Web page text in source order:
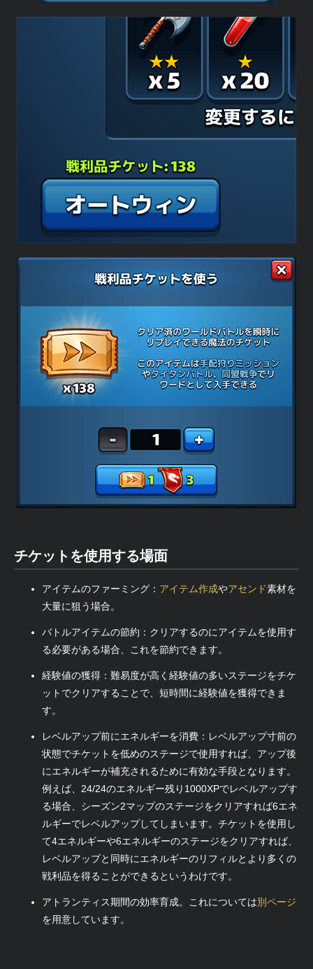
チケットを使用する場面
アイテムのファーミング： アイテム作成やアセンド素材を
大量に狙う場合。
バトルアイテムの節約：クリアするのにアイテムを使用す
る必要がある場合、これを節約できます。
経験値の獲得：難易度が高く経験値の多いステージをチケ
ットでクリアすることで、短時間に経験値を獲得できま
す。
レベルアップ前にエネルギーを消費：レベルアップ寸前の
状態でチケットを低めのステージで使用すれば、アップ後
にエネルギーが補充されるために有効な手段となります。
例えば、24/24のエネルギー残り1000XPでレベルアップす
る場合、シーズン2マップのステージをクリアすれば6エネ
ルギーでレベルアップしてしまいます。チケットを使用し
て4エネルギーや6エネルギーのステージをクリアすれば、
レベルアップと同時にエネルギーのリフィルとより多くの
戦利品を得ることができるというわけです。
アトランティス期間の効率育成。これについては別ページ
を用意しています。